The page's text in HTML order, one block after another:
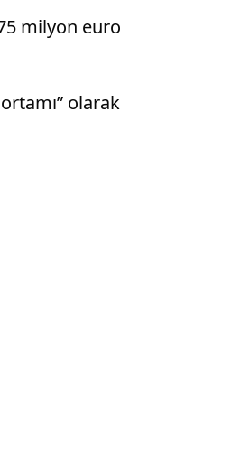
milyon euro
olarak